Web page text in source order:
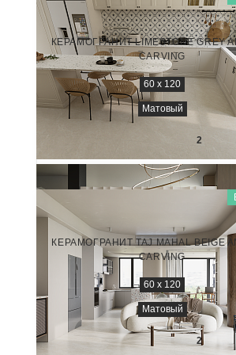
НАТУРАЛЬНЫЙ КАМЕНЬ (NATURAL
NTT9511AC
КЕРАМОГРАНИТ LIMESTONE GREY
CARVING
60 x 120
Матовый
2
НАТУРАЛЬНЫЙ КАМЕНЬ (NATURAL
NTT9512AC
КЕРАМОГРАНИТ TAJ MAHAL BEIGE
CARVING
60 x 120
Матовый
3 450 ₽/м2